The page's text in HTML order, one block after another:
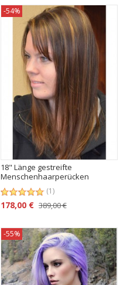
-54%
18" Länge gestreifte
Menschenhaarperücken
(1)
389,00 €
178,00 €
-55%